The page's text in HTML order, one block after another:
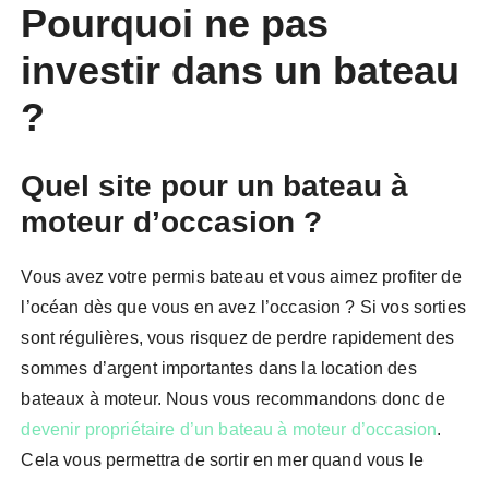
Pourquoi ne pas
investir dans un bateau
?
Quel site pour un bateau à
moteur d’occasion ?
Vous avez votre permis bateau et vous aimez profiter de
l’océan dès que vous en avez l’occasion ? Si vos sorties
sont régulières, vous risquez de perdre rapidement des
sommes d’argent importantes dans la location des
bateaux à moteur. Nous vous recommandons donc de
devenir propriétaire d’un bateau à moteur d’occasion.
Cela vous permettra de sortir en mer quand vous le